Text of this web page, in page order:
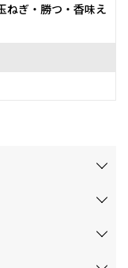
ねぎ・勝つ・香味え